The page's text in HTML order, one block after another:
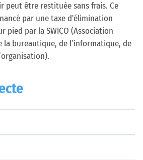
peut être restituée sans frais. Ce
par une taxe d'élimination
pied par la SWICO (Association
la bureautique, de l’informatique, de